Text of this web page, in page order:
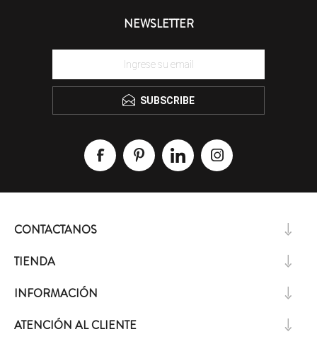
NEWSLETTER
SUBSCRIBE
CONTACTANOS
TIENDA
INFORMACIÓN
ATENCIÓN AL CLIENTE